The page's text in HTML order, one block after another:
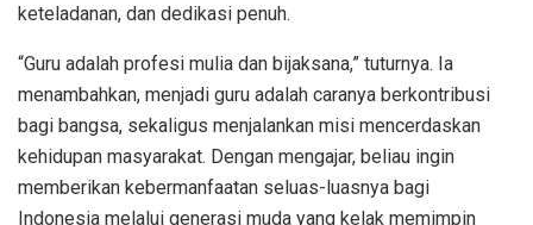
keteladanan, dan dedikasi penuh.
“Guru adalah profesi mulia dan bijaksana,” tuturnya. Ia
menambahkan, menjadi guru adalah caranya berkontribusi
bagi bangsa, sekaligus menjalankan misi mencerdaskan
kehidupan masyarakat. Dengan mengajar, beliau ingin
memberikan kebermanfaatan seluas-luasnya bagi
Indonesia melalui generasi muda yang kelak memimpin